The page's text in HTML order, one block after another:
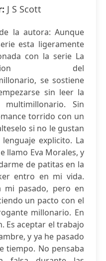
J S Scott
la autora: Aunque
esta ligeramente
con la serie La
del
se sostiene
sin leer la
Sin
torrido con un
si no le gustan
explicito. La
llamo Eva Morales, y
de patitas en la
entro en mi vida.
mi pasado, pero en
un pacto con el
millonario. En
Es aceptar el trabajo
y ya he pasado
tiempo. No pensaba